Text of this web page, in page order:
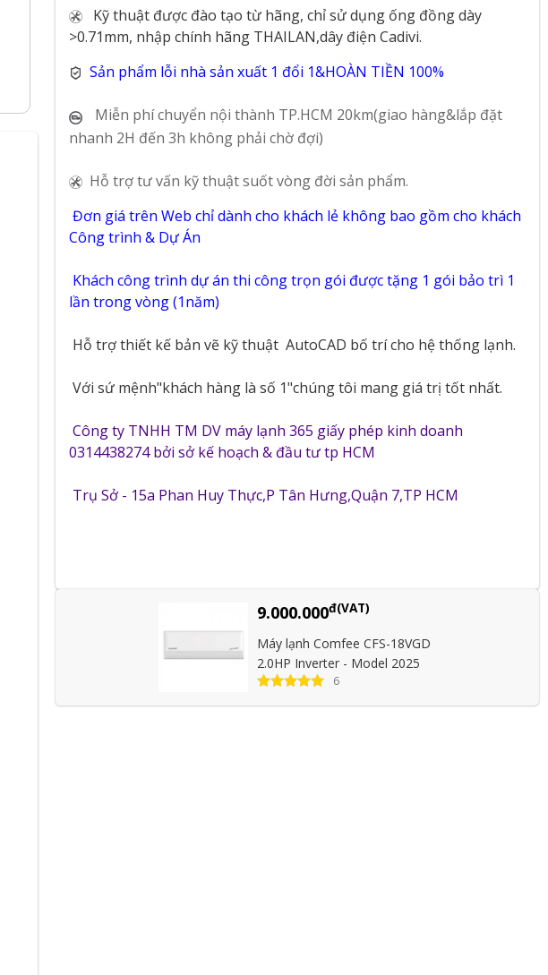
Tủ Đông Darling
1700 Lít Smart
Inverter DMF-
1579ASI
Tủ Đông Darling
2100 Lít Inverter
DMF-1779ASI
Tủ Đông Mát
Darling 450 Lít
DMF-4699WS
Kỹ thuật được đào tạo từ hãng, chỉ sử dụng ống đồng dày
>0.71mm, nhập chính hãng THAILAN,dây điện Cadivi.
Sản phẩm lỗi nhà sản xuất 1 đổi 1&HOÀN TIỀN 100%
Miễn phí chuyển nội thành TP.HCM 20km(giao hàng&lắp đặt
nhanh 2H đến 3h không phải chờ đợi)
Hỗ trợ tư vấn kỹ thuật suốt vòng đời sản phẩm.
Đơn giá trên Web chỉ dành cho khách lẻ không bao gồm cho khách
Công trình & Dự Án
Khách công trình dự án thi công trọn gói được tặng 1 gói bảo trì 1
lần trong vòng (1năm)
Hỗ trợ thiết kế bản vẽ kỹ thuật AutoCAD bố trí cho hệ thống lạnh.
Với sứ mệnh"khách hàng là số 1"chúng tôi mang giá trị tốt nhất.
Công ty TNHH TM DV máy lạnh 365 giấy phép kinh doanh
0314438274 bởi sở kế hoạch & đầu tư tp HCM
Trụ Sở - 15a Phan Huy Thực,P Tân Hưng,Quận 7,TP HCM
9.000.000đ(VAT)
Máy lạnh Comfee CFS-18VGD
2.0HP Inverter - Model 2025
6